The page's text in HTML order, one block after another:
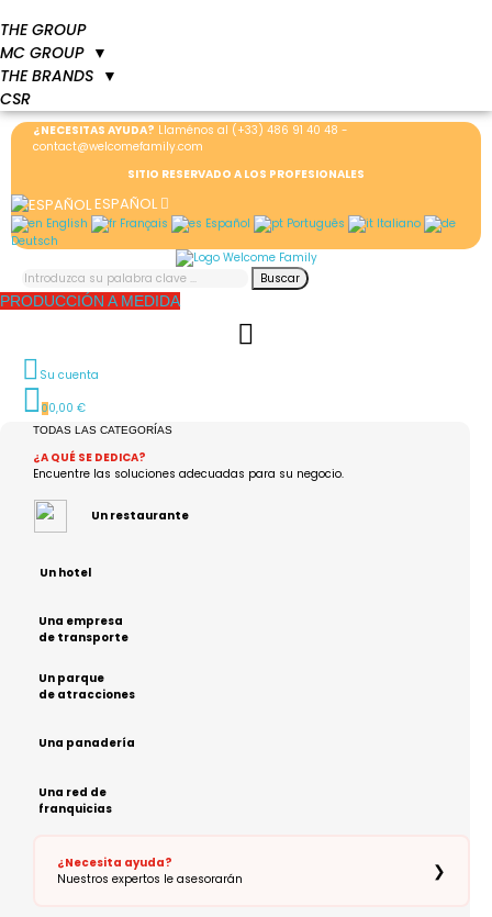
THE GROUP
MC GROUP ▼
THE BRANDS ▼
CSR
¿NECESITAS AYUDA? Llaménos al (+33) 486 91 40 48 -
contact@welcomefamily.com
SITIO RESERVADO A LOS PROFESIONALES
ESPAÑOL
English Français Español Português
Italiano
Deutsch
Buscar
PRODUCCIÓN A MEDIDA
Su cuenta
00,00 €
TODAS LAS CATEGORÍAS
¿A QUÉ SE DEDICA?
Encuentre las soluciones adecuadas para su negocio.
Un restaurante
Un hotel
Una empresa
de transporte
Un parque
de atracciones
Una panadería
Una red de
franquicias
¿Necesita ayuda?
Nuestros expertos le asesorarán
❯